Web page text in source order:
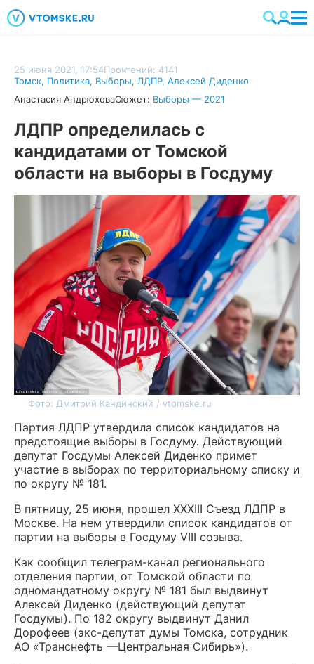
25 июня 2021, 17:54Прочтений: 4141
Томск, Политика, Выборы, ЛДПР, Алексей Диденко
Анастасия АндрюховаСюжет: Выборы — 2021
ЛДПР определилась с
кандидатами от Томской
области на выборы в Госдуму
Фото: Дмитрий Кандинский / vtomske.ru
Партия ЛДПР утвердила список кандидатов на
предстоящие выборы в Госдуму. Действующий
депутат Госдумы Алексей Диденко примет
участие в выборах по территориальному списку и
по округу № 181.
В пятницу, 25 июня, прошел XXXIII Съезд ЛДПР в
Москве. На нем утвердили список кандидатов от
партии на выборы в Госдуму VIII созыва.
Как сообщил телеграм-канал регионального
отделения партии, от Томской области по
одномандатному округу № 181 был выдвинут
Алексей Диденко (действующий депутат
Госдумы). По 182 округу выдвинут Данил
Дорофеев (экс-депутат думы Томска, сотрудник
АО «Транснефть —Центральная Сибирь»).